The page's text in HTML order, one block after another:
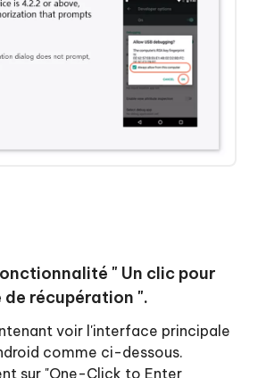
" Un clic pour
de récupération ".
voir l'interface principale
comme ci-dessous.
sur "One-Click to Enter